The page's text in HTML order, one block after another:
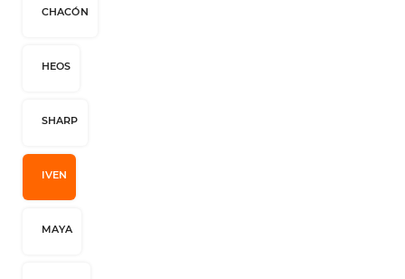
CHACÓN
HEOS
SHARP
IVEN
MAYA